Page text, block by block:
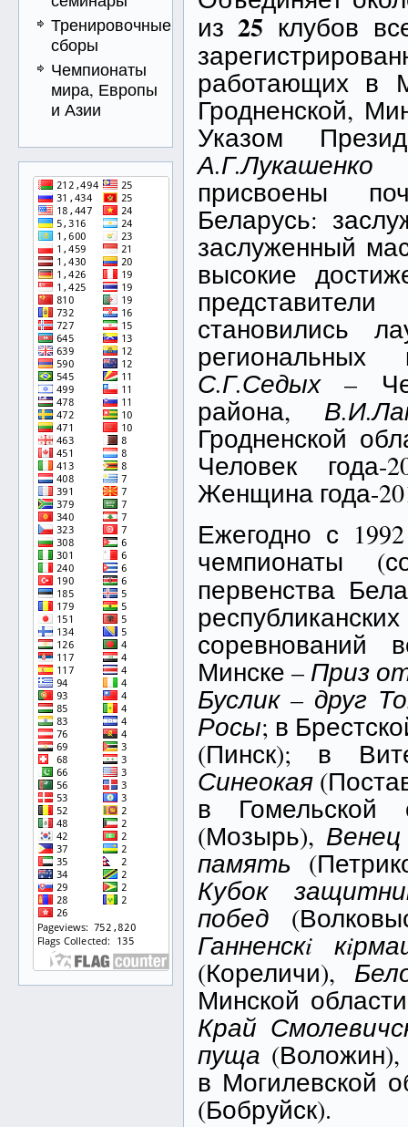
Тренировочные
сборы
Чемпионаты
мира, Европы
и Азии
из25 клубов
работающих в
Гродненской,
Указом
А.Г.Лукашенко
присвоены
Беларусь:
заслуженный
высокие
становились
региональных
С.Г.Седых–
района,
Гродненской
Человек
Женщина года-
Ежегодно с
чемпионаты
первенства
соревнований
Минске – Приз
Буслик – друг
Росы; в
(Пинск); в
Синеокая
в
(Мозырь), Венец
память
Кубок
побед
Ганненскiкi
(Кореличи),
Минской
Край
пуща
в Могилевской
(Бобруйск).